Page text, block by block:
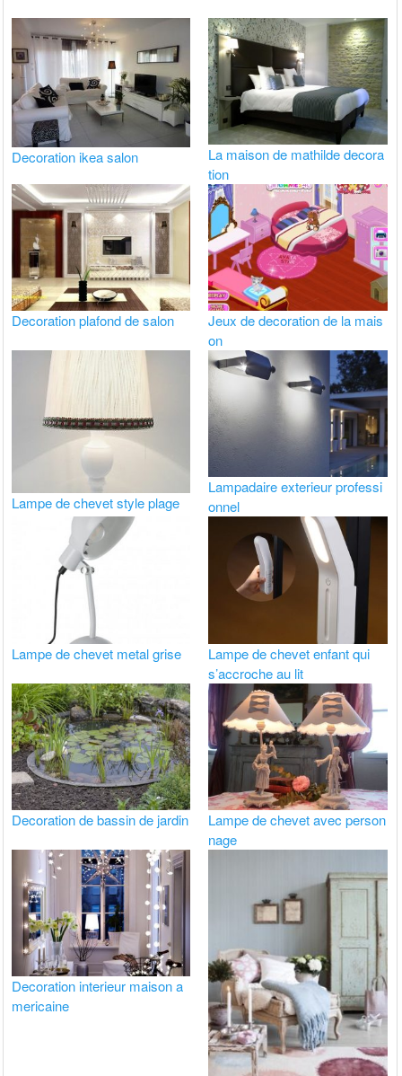
Decoration ikea salon
La maison de mathilde decora
tion
Decoration plafond de salon
Jeux de decoration de la mais
on
Lampe de chevet style plage
Lampadaire exterieur professi
onnel
Lampe de chevet metal grise
Lampe de chevet enfant qui
s’accroche au lit
Decoration de bassin de jardin
Lampe de chevet avec person
nage
Decoration interieur maison a
mericaine